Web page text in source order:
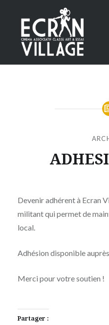
contenu
principal
ÉCRAN VILLAGE
Devenir adhérent à Ecran
militant qui permet de
local.
Adhésion disponible auprès
Merci pour votre soutien !
Partager :